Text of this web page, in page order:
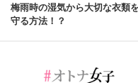
梅雨時の湿気から大切な衣類
守る方法！？